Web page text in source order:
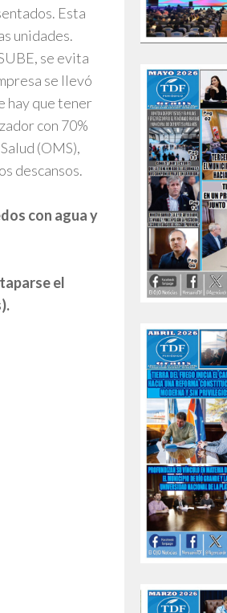
Esta
unidades.
se evita
se llevó
hay que tener
con 70%
(OMS),
descansos.
con agua y
el